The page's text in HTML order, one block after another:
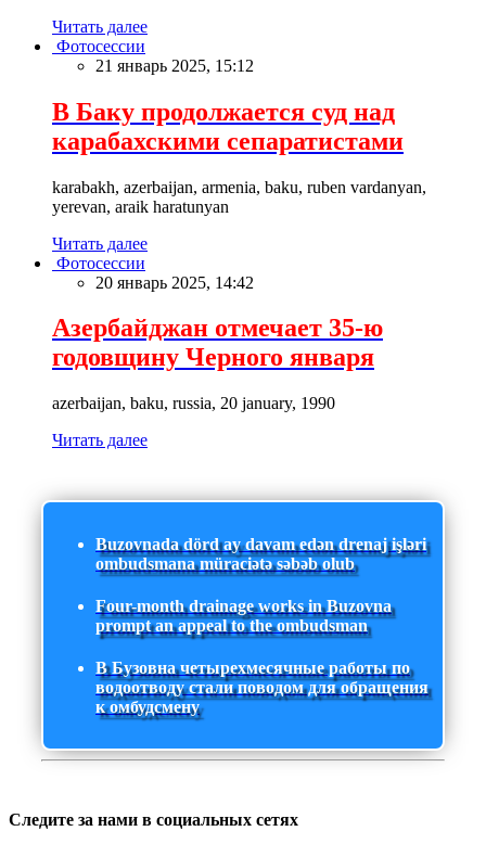
Читать далее
Фотосессии
21 январь 2025, 15:12
В Баку продолжается суд над
карабахскими сепаратистами
karabakh, azerbaijan, armenia, baku, ruben vardanyan,
yerevan, araik haratunyan
Читать далее
Фотосессии
20 январь 2025, 14:42
Азербайджан отмечает 35-ю
годовщину Черного января
azerbaijan, baku, russia, 20 january, 1990
Читать далее
Buzovnada dörd ay davam edən drenaj işləri
ombudsmana müraciətə səbəb olub
Four-month drainage works in Buzovna
prompt an appeal to the ombudsman
В Бузовна четырехмесячные работы по
водоотводу стали поводом для обращения
к омбудсмену
Следите за нами в социальных сетях